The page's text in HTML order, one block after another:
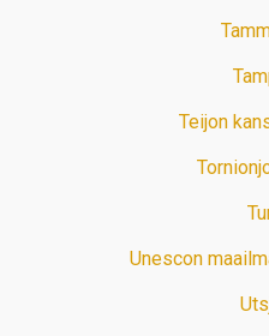
Teijon
Unescon